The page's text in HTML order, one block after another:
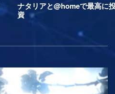
ナタリアと@homeで最高に
資